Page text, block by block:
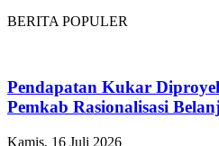
BERITA POPULER
Pendapatan Kukar
Pemkab Rasionalisasi
Kamis, 16 Juli 2026